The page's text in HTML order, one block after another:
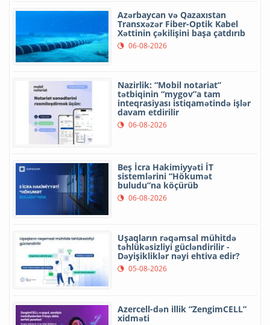
Azərbaycan və Qazaxıstan
Transxəzər Fiber-Optik Kabel
Xəttinin çəkilişini başa çatdırıb
06-08-2026
Nazirlik: “Mobil notariat”
tətbiqinin “mygov”a tam
inteqrasiyası istiqamətində işlər
davam etdirilir
06-08-2026
Beş İcra Hakimiyyəti İT
sistemlərini “Hökumət
buludu”na köçürüb
06-08-2026
Uşaqların rəqəmsal mühitdə
təhlükəsizliyi gücləndirilir -
Dəyişikliklər nəyi ehtiva edir?
05-08-2026
Azercell-dən illik “ZengimCELL”
xidməti